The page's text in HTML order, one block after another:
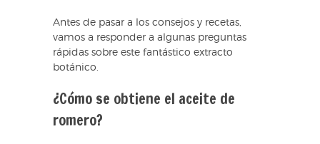
Antes de pasar a los consejos y recetas,
vamos a responder a algunas preguntas
rápidas sobre este fantástico extracto
botánico.
¿Cómo se obtiene el aceite de
romero?